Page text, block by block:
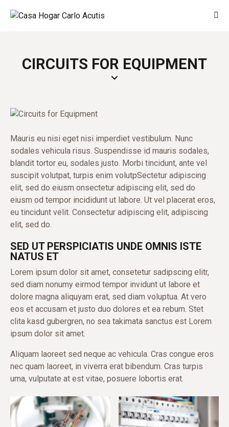
CIRCUITS FOR EQUIPMENT
Mauris eu nisi eget nisi imperdiet vestibulum. Nunc
sodales vehicula risus. Suspendisse id mauris sodales,
blandit tortor eu, sodales justo. Morbi tincidunt, ante vel
suscipit volutpat, turpis enim volutpSectetur adipiscing
elit, sed do eiusm onsectetur adipiscing elit, sed do
eiusm od tempor incididunt ut labore. Ut vel placerat eros,
eu tincidunt velit. Consectetur adipiscing elit, adipiscing
elit, sed do.
SED UT PERSPICIATIS UNDE OMNIS ISTE
NATUS ET
Lorem ipsum dolor sit amet, consetetur sadipscing elitr,
sed diam nonumy eirmod tempor invidunt ut labore et
dolore magna aliquyam erat, sed diam voluptua. At vero
eos et accusam et justo duo dolores et ea rebum. Stet
clita kasd gubergren, no sea takimata sanctus est Lorem
ipsum dolor sit amet.
Aliquam laoreet sed neque ac vehicula. Cras congue eros
nec quam laoreet, in viverra erat bibendum. Cras turpis
urna, vulputate at est vitae, posuere lobortis erat.